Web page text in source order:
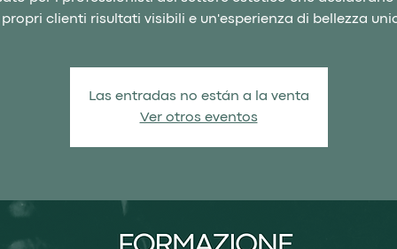
clienti risultati visibili e un'esperienza di bellezza
Las entradas no están a la venta
Ver otros eventos